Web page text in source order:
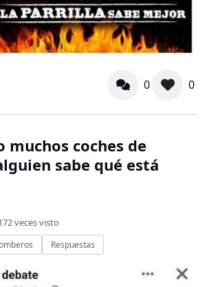
0 0
muchos coches de
sabe qué está
veces visto
Respuestas